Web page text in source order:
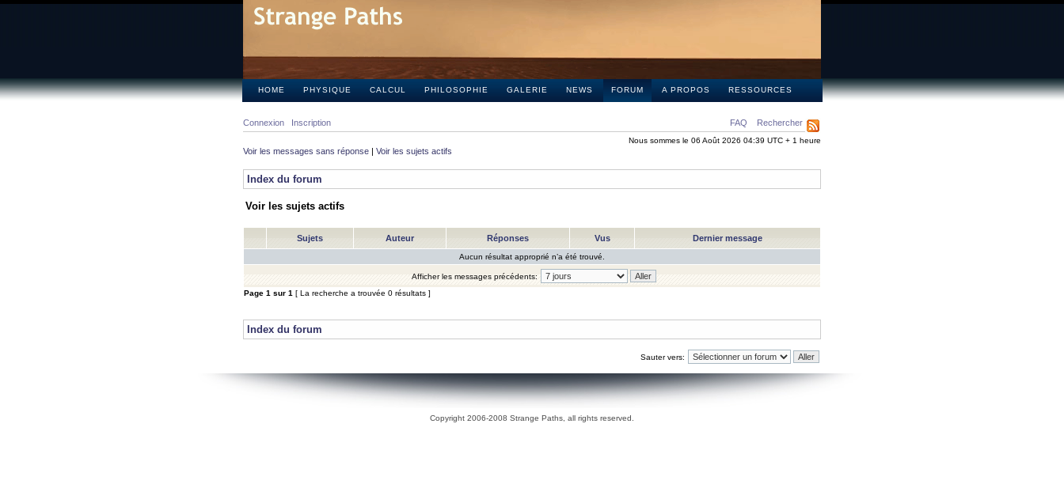
HOME PHYSIQUE CALCUL PHILOSOPHIE GALERIE NEWS FORUM A PROPOS RESSOURCES
FAQ Rechercher
Connexion Inscription
Nous sommes le 06 Août 2026 04:39 UTC + 1 heure
Voir les messages sans réponse | Voir les sujets actifs
Index du forum
Voir les sujets actifs
Sujets Auteur Réponses Vus Dernier message
Aucun résultat approprié n’a été trouvé.
Afficher les messages précédents:
Page 1 sur 1 [ La recherche a trouvée 0 résultats ]
Index du forum
Sauter vers:
Copyright 2006-2008 Strange Paths, all rights reserved.